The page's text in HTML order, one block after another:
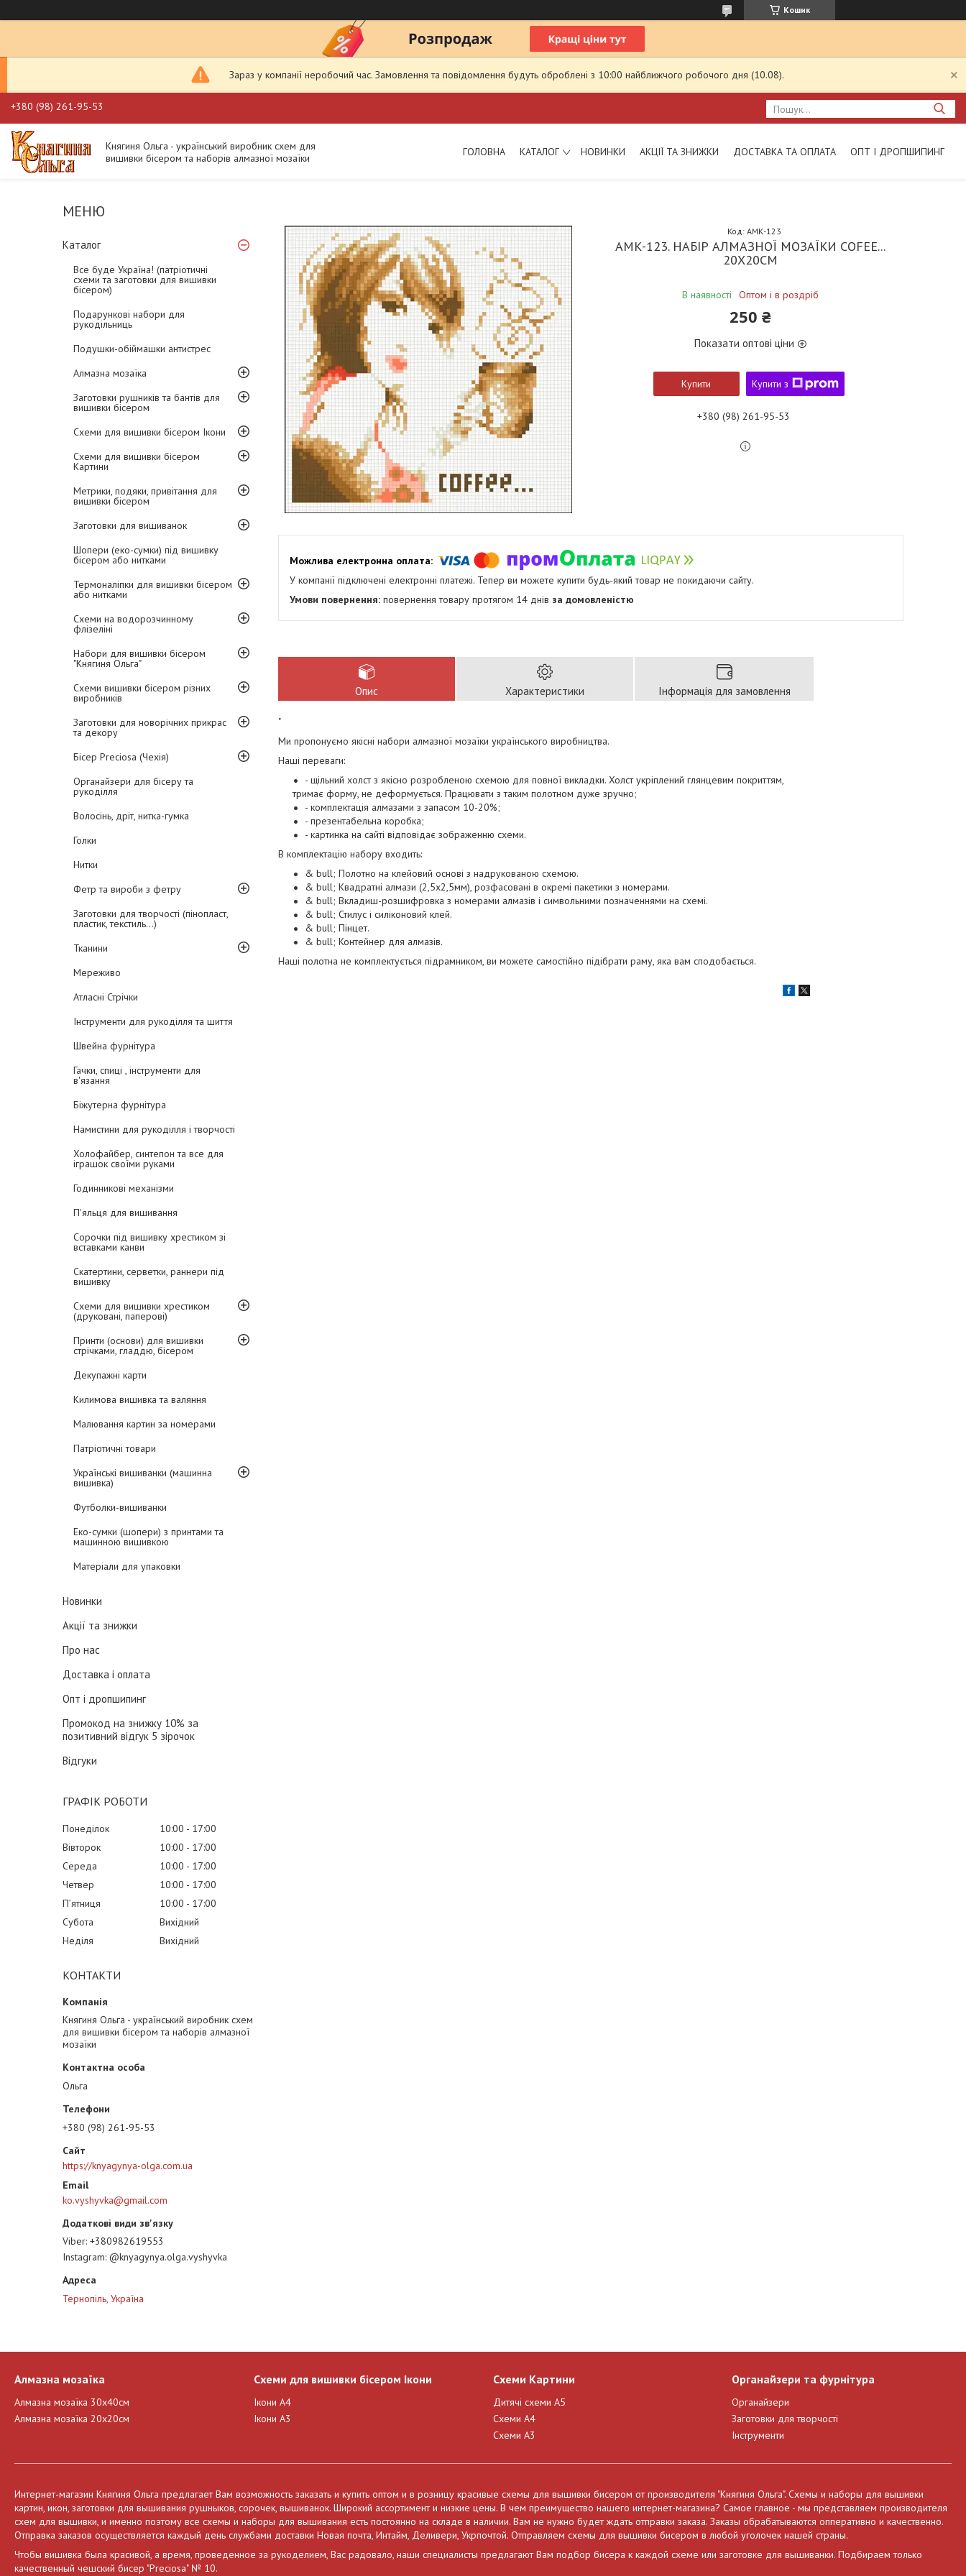
Кошик
Зараз у компанії неробочий час. Замовлення та повідомлення будуть оброблені з 10:00 найближчого робочого дня (10.08).
+380 (98) 261-95-53
Княгиня Ольга - український виробник схем для
вишивки бісером та наборів алмазної мозаїки
ГОЛОВНА КАТАЛОГ НОВИНКИ АКЦІЇ ТА ЗНИЖКИ ДОСТАВКА ТА ОПЛАТА ОПТ І ДРОПШИПИНГ
Каталог
Все буде Україна! (патріотичні
схеми та заготовки для вишивки
бісером)
Подарункові набори для
рукодільниць
Подушки-обіймашки антистрес
Алмазна мозаїка
Заготовки рушників та бантів для
вишивки бісером
Схеми для вишивки бісером Ікони
Схеми для вишивки бісером
Картини
Метрики, подяки, привітання для
вишивки бісером
Заготовки для вишиванок
Шопери (еко-сумки) під вишивку
бісером або нитками
Термоналіпки для вишивки бісером
або нитками
Схеми на водорозчинному
флізеліні
Набори для вишивки бісером
"Княгиня Ольга"
Схеми вишивки бісером різних
виробників
Заготовки для новорічних прикрас
та декору
Бісер Preciosa (Чехія)
Органайзери для бісеру та
рукоділля
Волосінь, дріт, нитка-гумка
Голки
Нитки
Фетр та вироби з фетру
Заготовки для творчості (пінопласт,
пластик, текстиль...)
Тканини
Мереживо
Атласні Стрічки
Інструменти для рукоділля та шиття
Швейна фурнітура
Гачки, спиці , інструменти для
в'язання
Біжутерна фурнітура
Намистини для рукоділля і творчості
Холофайбер, синтепон та все для
іграшок своїми руками
Годинникові механізми
П'яльця для вишивання
Сорочки під вишивку хрестиком зі
вставками канви
Скатертини, серветки, раннери під
вишивку
Схеми для вишивки хрестиком
(друковані, паперові)
Принти (основи) для вишивки
стрічками, гладдю, бісером
Декупажні карти
Килимова вишивка та валяння
Малювання картин за номерами
Патріотичні товари
Українські вишиванки (машинна
вишивка)
Футболки-вишиванки
Еко-сумки (шопери) з принтами та
машинною вишивкою
Матеріали для упаковки
Новинки
Акції та знижки
Про нас
Доставка і оплата
Опт і дропшипинг
Промокод на знижку 10% за
позитивний відгук 5 зірочок
Відгуки
ГРАФІК РОБОТИ
Понеділок 10:00
17:00
Вівторок
10:00
17:00
Середа
10:00
17:00
Четвер
10:00
17:00
Пʼятниця
10:00
17:00
Субота
Вихідний
Неділя
Вихідний
КОНТАКТИ
Княгиня Ольга - український виробник схем
для вишивки бісером та наборів алмазної
мозаїки
Ольга
+380 (98) 261-95-53
https://knyagynya-olga.com.ua
ko.vyshyvka@gmail.com
Viber +380982619553
Instagram @knyagynya.olga.vyshyvka
Тернопіль, Україна
АМК-123. НАБІР АЛМАЗНОЇ МОЗАЇКИ COFEE...
20Х20СМ
В наявності Оптом і в роздріб
Код: АМК-123
250 ₴
Показати оптові ціни
Купити Купити з
+380 (98) 261-95-53
У компанії підключені електронні платежі. Тепер ви можете купити будь-який товар не покидаючи сайту.
повернення товару протягом 14 днів за домовленістю
Опис Характеристики Інформація для замовлення
"
Ми пропонуємо якісні набори алмазної мозаїки українського виробництва.
Наші переваги:
- щільний холст з якісно розробленою схемою для повної викладки. Холст укріплений глянцевим покриттям,
тримає форму, не деформується. Працювати з таким полотном дуже зручно;
- комплектація алмазами з запасом 10-20%;
- презентабельна коробка;
- картинка на сайті відповідає зображенню схеми.
В комплектацію набору входить:
& bull; Полотно на клейовий основі з надрукованою схемою.
& bull; Квадратні алмази (2,5х2,5мм), розфасовані в окремі пакетики з номерами.
& bull; Вкладиш-розшифровка з номерами алмазів і символьними позначеннями на схемі.
& bull; Стилус і силіконовий клей.
& bull; Пінцет.
& bull; Контейнер для алмазів.
Наші полотна не комплектується підрамником, ви можете самостійно підібрати раму, яка вам сподобається.
Алмазна мозаїка
Алмазна мозаїка 30х40см
Алмазна мозаїка 20х20см
Схеми для вишивки бісером Ікони
Ікони А4
Ікони А3
Схеми Картини
Дитячі схеми А5
Схеми А4
Схеми А3
Органайзери та фурнітура
Органайзери
Заготовки для творчості
Інструменти
Интернет-магазин Княгиня Ольга предлагает Вам возможность заказать и купить оптом и в розницу красивые схемы для вышивки бисером от производителя "Княгиня Ольга". Схемы и наборы для вышивки
картин, икон, заготовки для вышивания рушныков, сорочек, вышиванок. Широкий ассортимент и низкие цены. В чем преимущество нашего интернет-магазина? Самое главное - мы представляем производителя
схем для вышивки, и именно поэтому все схемы и наборы для вышивания есть постоянно на складе в наличии. Вам не нужно будет ждать отправки заказа. Заказы обрабатываются опперативно и качественно.
Отправка заказов осуществляется каждый день службами доставки Новая почта, Интайм, Деливери, Укрпочтой. Отправляем схемы для вышивки бисером в любой уголочек нашей страны.
Чтобы вишивка была красивой, а время, проведенное за рукоделием, Вас радовало, наши специалисты предлагают Вам подбор бисера к каждой схеме или заготовке для вышиванки. Подбираем только
качественный чешский бисер "Preciosa" № 10.